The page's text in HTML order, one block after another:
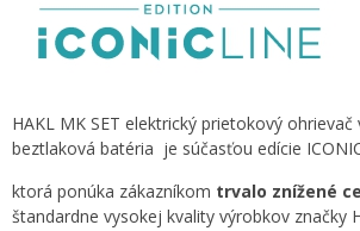
HAKL MK SET elektrický prietokový
beztlaková batéria je súčasťou edície
ktorá ponúka zákazníkom trvalo znížené
štandardne vysokej kvality výrobkov značky